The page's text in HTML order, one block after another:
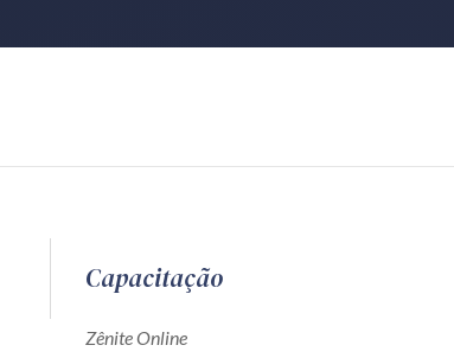
Capacitação
Zênite Online